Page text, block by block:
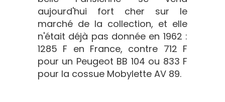
aujourd'hui fort cher sur le
marché de la collection, et elle
n'était déjà pas donnée en 1962 :
1285 F en France, contre 712 F
pour un Peugeot BB 104 ou 833 F
pour la cossue Mobylette AV 89.